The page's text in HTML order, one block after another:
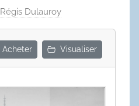
Régis Dulauroy
Acheter Visualiser